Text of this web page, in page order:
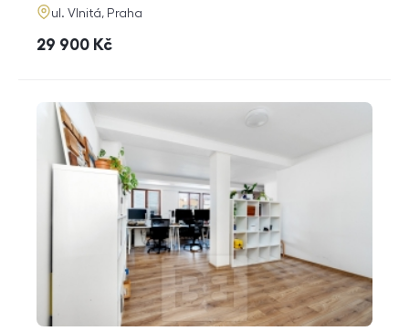
adresa
ul. Vlnitá, Praha
cena
29 900 Kč